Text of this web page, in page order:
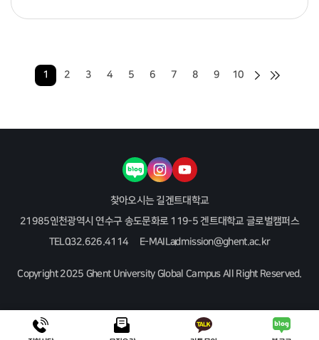
1 2 3 4 5 6 7 8 9 10 다음
블로그인스타그램
유튜브
찾아오시는 길겐트대학교
21985인천광역시 연수구 송도문화로 119-5 겐트대학교 글로벌캠퍼스
TEL032.626.4114 E-MAILadmission@ghent.ac.kr
Copyright 2025 Ghent University Global Campus All Right Reserved.